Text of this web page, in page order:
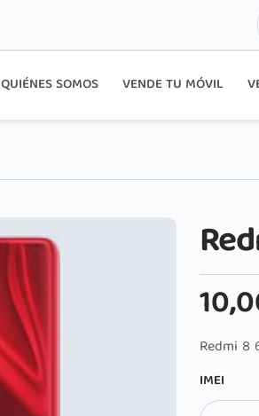
QUIÉNES SOMOS VENDE TU MÓVIL
Redmi 8
IMEI